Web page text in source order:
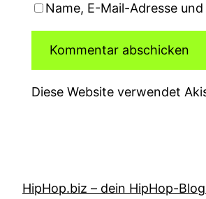
Name, E-Mail-Adresse
Diese Website verwendet
HipHop.biz – dein HipHop-